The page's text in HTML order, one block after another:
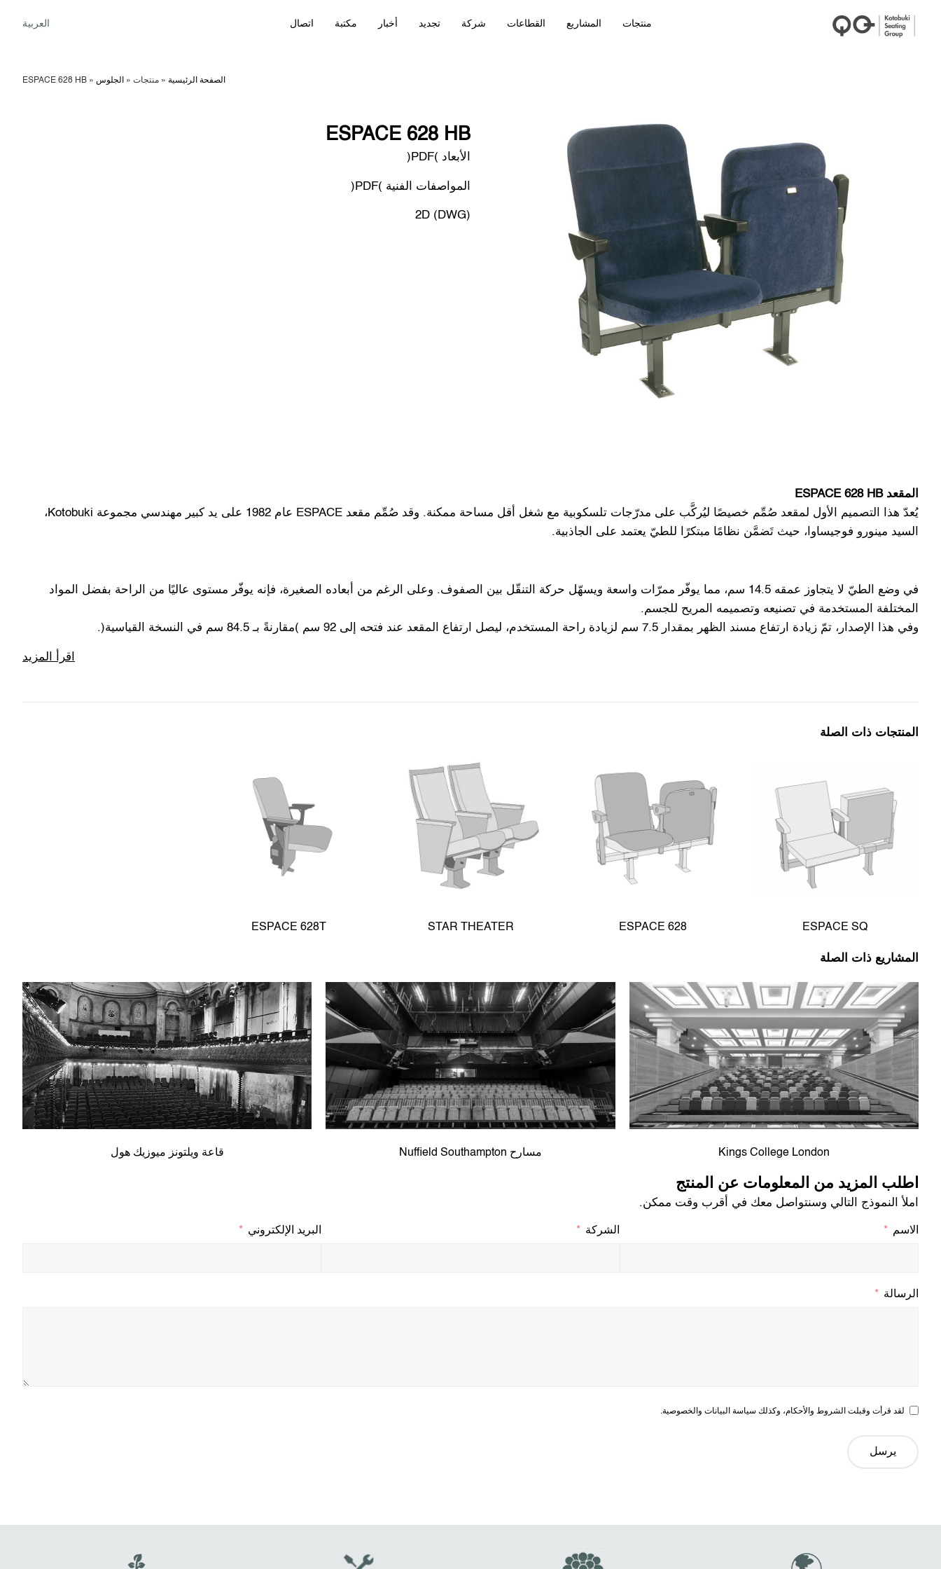
منتجات المشاريع القطاعات شركة تجديد أخبار مكتبة اتصال العربية
الصفحة الرئيسية » منتجات » الجلوس »
ESPACE 628 HB
ESPACE 628 HB
الأبعاد (PDF)
المواصفات الفنية (PDF)
2D (DWG)
المقعد ESPACE 628 HB
يُعدّ هذا التصميم الأول لمقعد صُمِّم خصيصًا ليُركَّب على مدرّجات تلسكوبية مع شغل أقل مساحة ممكنة. وقد صُمِّم مقعد ESPACE عام 1982 على يد كبير مهندسي مجموعة Kotobuki،
السيد مينورو فوجيساوا، حيث تَضمَّن نظامًا مبتكرًا للطيّ يعتمد على الجاذبية.
في وضع الطيّ لا يتجاوز عمقه 14.5 سم، مما يوفّر ممرّات واسعة ويسهّل حركة التنقّل بين الصفوف. وعلى الرغم من أبعاده الصغيرة، فإنه يوفّر مستوى عاليًا من الراحة بفضل المواد
المختلفة المستخدمة في تصنيعه وتصميمه المريح للجسم.
وفي هذا الإصدار، تمّ زيادة ارتفاع مسند الظهر بمقدار 7.5 سم لزيادة راحة المستخدم، ليصل ارتفاع المقعد عند فتحه إلى 92 سم (مقارنةً بـ 84.5 سم في النسخة القياسية).
اقرأ المزيد
المنتجات ذات الصلة
ESPACE SQ
ESPACE 628
STAR THEATER
ESPACE 628T
المشاريع ذات الصلة
Kings College London مسارح Nuffield Southampton قاعة ويلتونز ميوزيك هول
اطلب المزيد من المعلومات عن المنتج
املأ النموذج التالي وسنتواصل معك في أقرب وقت ممكن.
الاسم الشركة البريد الإلكتروني
الرسالة
لقد قرأت وقبلت الشروط والأحكام، وكذلك سياسة البيانات والخصوصية.
يرسل